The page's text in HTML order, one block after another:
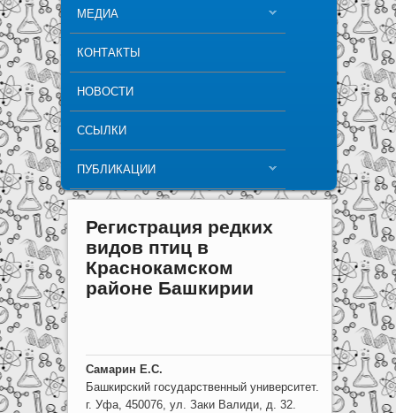
МЕДИА
КОНТАКТЫ
НОВОСТИ
ССЫЛКИ
ПУБЛИКАЦИИ
Регистрация редких
видов птиц в
Краснокамском
районе Башкирии
Самарин Е.С.
Башкирский государственный университет.
г. Уфа, 450076, ул. Заки Валиди, д. 32.